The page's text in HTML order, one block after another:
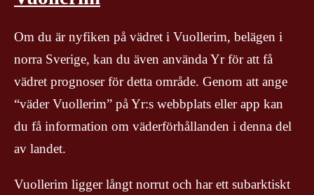
Om du är nyfiken på vädret i Vuollerim, belägen i
norra Sverige, kan du även använda Yr för att få
vädret prognoser för detta område. Genom att ange
“väder Vuollerim” på Yr:s webbplats eller app kan
du få information om väderförhållanden i denna del
av landet.
Vuollerim ligger långt norrut och har ett subarktiskt